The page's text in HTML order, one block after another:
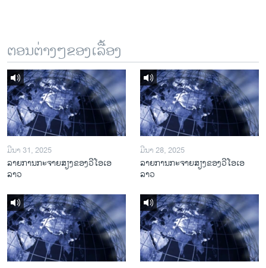
ຕອນຕ່າງໆຂອງເລື້ອງ
ມີນາ 31, 2025
ລາຍການກະຈາຍສຽງຂອງວີໂອເອ
ລາວ
ມີນາ 28, 2025
ລາຍການກະຈາຍສຽງຂອງວີໂອເອ
ລາວ